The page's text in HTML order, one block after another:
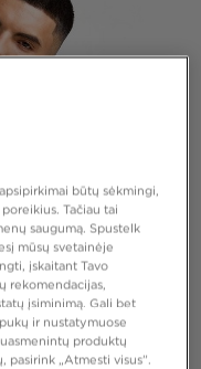
būtų sėkmingi,
Tačiau tai
saugumą. Spustelk
mūsų svetainėje
įskaitant Tavo
rekomendacijas,
įsiminimą. Gali bet
ir nustatymuose
produktų
pasirink „Atmesti visus”.